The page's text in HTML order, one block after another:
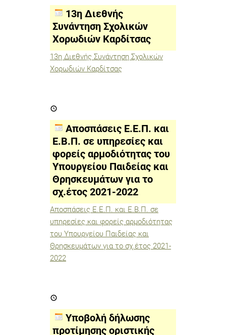
Σχολικών
Χορωδιών
Καρδίτσας
13η Διεθνής
Συνάντηση Σχολικών
Χορωδιών Καρδίτσας
13η Διεθνής Συνάντηση Σχολικών
Χορωδιών Καρδίτσας
Ε.Ε.Π.
Ε.Β.Π.
υπηρεσίες
και
φορείς
αρμοδιότητας
του
Υπουργείου
Παιδείας
και
Θρησκευμάτων
για
το
σχ.έτος
2022
Αποσπάσεις Ε.Ε.Π. και
Ε.Β.Π. σε υπηρεσίες και
φορείς αρμοδιότητας του
Υπουργείου Παιδείας και
Θρησκευμάτων για το
σχ.έτος 2021-2022
Αποσπάσεις Ε.Ε.Π. και Ε.Β.Π. σε
υπηρεσίες και φορείς αρμοδιότητας
του Υπουργείου Παιδείας και
Θρησκευμάτων για το σχ.έτος 2021-
2022
δήλωσης
οριστικής
τοποθέτησης
εκπαιδευτικών
Υποβολή δήλωσης
προτίμησης οριστικής